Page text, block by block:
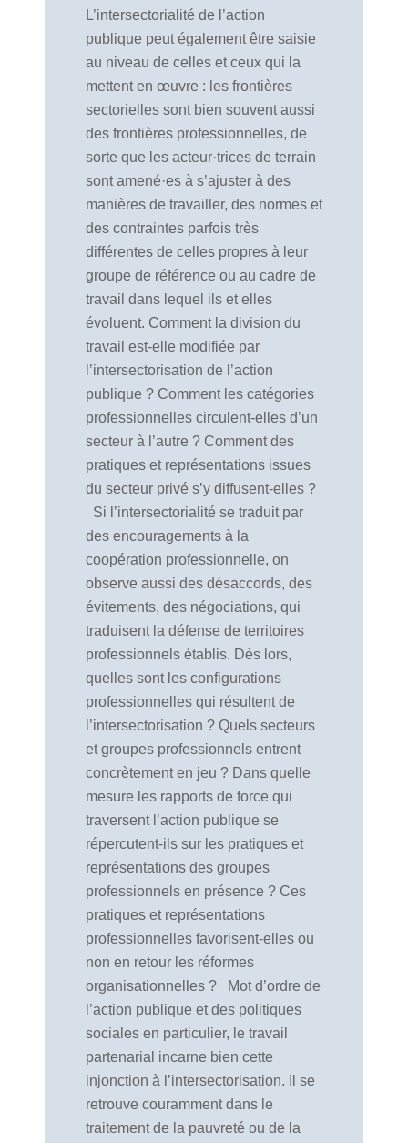
L’intersectorialité de l’action
publique peut également être saisie
au niveau de celles et ceux qui la
mettent en œuvre : les frontières
sectorielles sont bien souvent aussi
des frontières professionnelles, de
sorte que les acteur·trices de terrain
sont amené·es à s’ajuster à des
manières de travailler, des normes et
des contraintes parfois très
différentes de celles propres à leur
groupe de référence ou au cadre de
travail dans lequel ils et elles
évoluent. Comment la division du
travail est-elle modifiée par
l’intersectorisation de l’action
publique ? Comment les catégories
professionnelles circulent-elles d’un
secteur à l’autre ? Comment des
pratiques et représentations issues
du secteur privé s’y diffusent-elles ?
Si l’intersectorialité se traduit par
des encouragements à la
coopération professionnelle, on
observe aussi des désaccords, des
évitements, des négociations, qui
traduisent la défense de territoires
professionnels établis. Dès lors,
quelles sont les configurations
professionnelles qui résultent de
l’intersectorisation ? Quels secteurs
et groupes professionnels entrent
concrètement en jeu ? Dans quelle
mesure les rapports de force qui
traversent l’action publique se
répercutent-ils sur les pratiques et
représentations des groupes
professionnels en présence ? Ces
pratiques et représentations
professionnelles favorisent-elles ou
non en retour les réformes
organisationnelles ? Mot d’ordre de
l’action publique et des politiques
sociales en particulier, le travail
partenarial incarne bien cette
injonction à l’intersectorisation. Il se
retrouve couramment dans le
traitement de la pauvreté ou de la